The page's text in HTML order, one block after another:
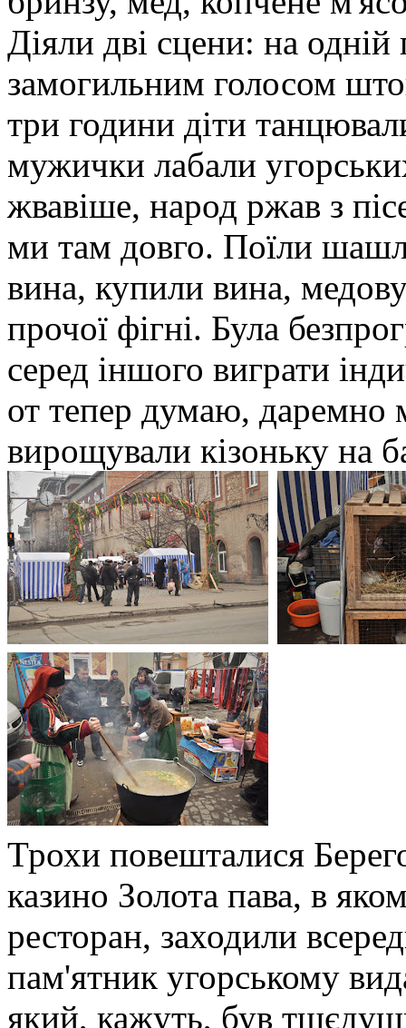
Діяли дві сцени: на
замогильним голосом
три години діти
мужички лабали
жвавіше, народ ржав з
ми там довго. Поїли
вина, купили вина,
прочої фігні. Була
серед іншого виграти
от тепер думаю, даремно
вирощували кізоньку на
Трохи повешталися
казино Золота пава, в
ресторан, заходили
пам'ятник угорському
який, кажуть, був